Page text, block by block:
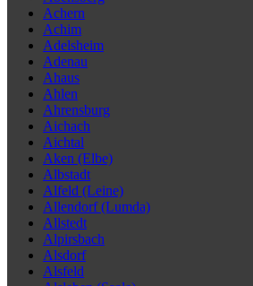
Achern
Achim
Adelsheim
Adenau
Ahaus
Ahlen
Ahrensburg
Aichach
Aichtal
Aken (Elbe)
Albstadt
Alfeld (Leine)
Allendorf (Lumda)
Allstedt
Alpirsbach
Alsdorf
Alsfeld